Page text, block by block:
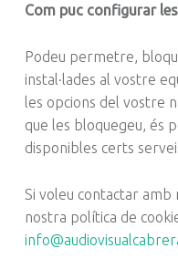
Com puc configurar
Podeu permetre,
instal·lades al vostre
les opcions del vostre
que les bloquegeu, és
disponibles certs
Si voleu contactar amb
nostra política de